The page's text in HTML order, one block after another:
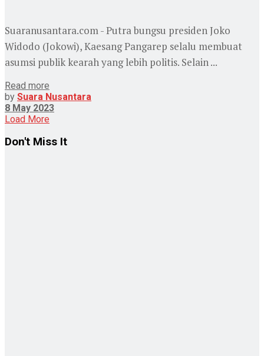
Suaranusantara.com - Putra bungsu presiden Joko
Widodo (Jokowi), Kaesang Pangarep selalu membuat
asumsi publik kearah yang lebih politis. Selain ...
Read more
by Suara Nusantara
8 May 2023
Load More
Don't Miss It